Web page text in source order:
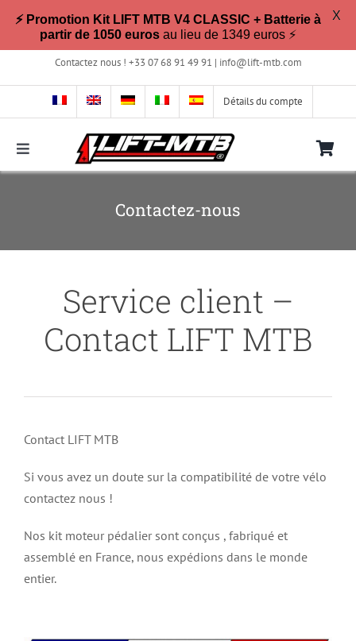
au
Contactez nous ! +33 07 68 91 49 91 | info@lift-mtb.com
Détails du compte
Toggle
Navigation
Photos & Vidéos
La boutique
Contact
Contactez-nous
Service client –
Contact LIFT MTB
Contact LIFT MTB
Si vous avez un doute sur la compatibilité de votre vélo
contactez nous !
Nos kit moteur pédalier sont conçus , fabriqué et
assemblé en France, nous expédions dans le monde
entier.
⚡ Promotion Kit LIFT MTB V4 CLASSIC + Batterie à
partir de 1050 euros au lieu de 1349 euros ⚡
X